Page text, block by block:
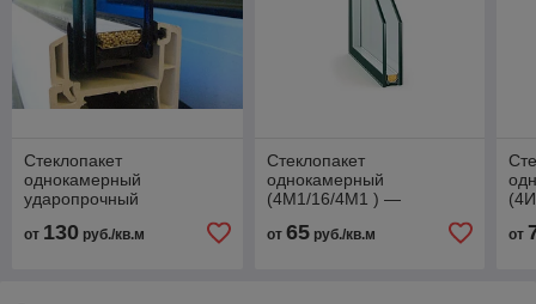
Стеклопакет
однокамерный
ударопрочный
(4И/14/3.1.3 ) — Толщина
рамки 16мм
от 130 руб./кв.м
Стеклопакет
однокамерный
(4М1/16/4М1 ) —
от 65руб./кв.м от